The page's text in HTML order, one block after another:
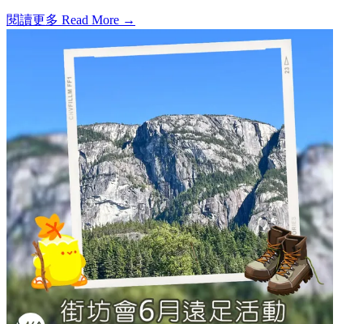
閱讀更多 Read More →